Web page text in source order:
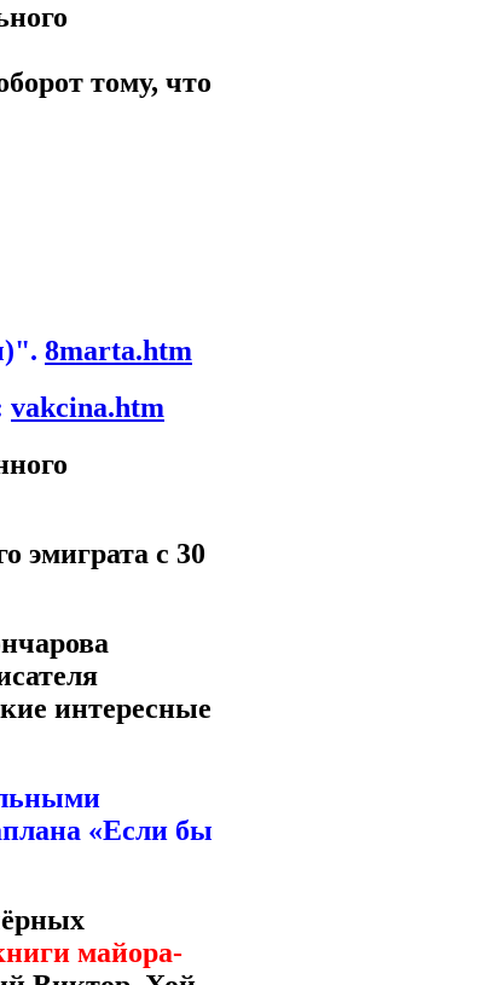
тому, что
8marta.htm
vakcina.htm
эмиграта с 30
интересные
«Если бы
майора-